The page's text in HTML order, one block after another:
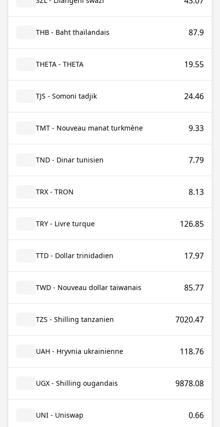
THB - Baht thaïlandais 87.9
THETA - THETA 19.55
TJS - Somoni tadjik 24.46
TMT - Nouveau manat turkmène 9.33
TND - Dinar tunisien 7.79
TRX - TRON 8.13
TRY - Livre turque 126.85
TTD - Dollar trinidadien 17.97
TWD - Nouveau dollar taïwanais 85.77
TZS - Shilling tanzanien 7020.47
UAH - Hryvnia ukrainienne 118.76
UGX - Shilling ougandais 9878.08
UNI - Uniswap 0.66